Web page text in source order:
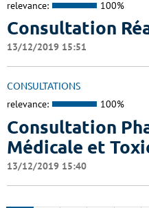
relevance: 100%
Consultation
13/12/2019 15:51
CONSULTATIONS
relevance: 100%
Consultation
Médicale et
13/12/2019 15:40